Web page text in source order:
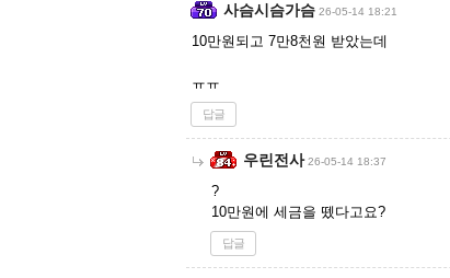
사슴시슴가슴 26-05-14 18:21
10만원되고 7만8천원 받았는데
ㅠㅠ
답글
우린전사 26-05-14 18:37
?
10만원에 세금을 뗐다고요?
답글